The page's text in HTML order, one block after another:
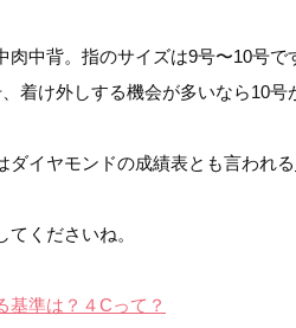
中背。指のサイズは9号〜10号で
着け外しする機会が多いなら10号
ダイヤモンドの成績表とも言われる
くださいね。
基準は？４Cって？